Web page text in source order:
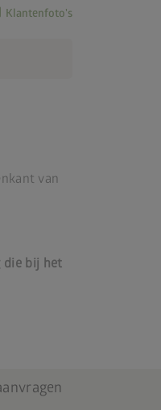
Klantenfoto's
van
die bij het